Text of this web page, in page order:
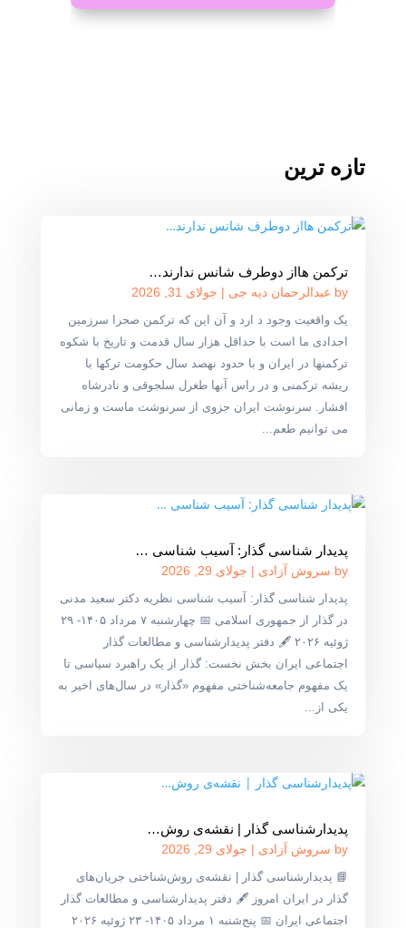
تازه ترین
ترکمن هااز دوطرف شانس ندارند…
by عبدالرحمان دیه جی | جولای 31, 2026
یک واقعیت وجود د ارد و آن این که ترکمن صحرا سرزمین
اجدادی ما است با حداقل هزار سال قدمت و تاریخ با شکوه
ترکمنها در ایران و با حدود نهصد سال حکومت ترکها با
ریشه ترکمنی و در راس آنها طغرل سلجوقی و نادرشاه
افشار. سرنوشت ایران جزوی از سرنوشت ماست و زمانی
می توانیم طعم...
پدیدار شناسی گذار: آسیب شناسی …
by سروش آزادی | جولای 29, 2026
پدیدار شناسی گذار: آسیب شناسی نظریه دکتر سعید مدنی
در گذار از جمهوری اسلامی 📅 چهارشنبه ۷ مرداد ۱۴۰۵- ۲۹
ژوئیه ۲۰۲۶ 🖋 دفتر پدیدارشناسی و مطالعات گذار
اجتماعی ایران بخش نخست: گذار از یک راهبرد سیاسی تا
یک مفهوم جامعه‌شناختی مفهوم «گذار» در سال‌های اخیر به
یکی از...
پدیدارشناسی گذار | نقشه‌ی روش‌…
by سروش آزادی | جولای 29, 2026
📘 پدیدارشناسی گذار | نقشه‌ی روش‌شناختی جریان‌های
گذار در ایران امروز 🖋 دفتر پدیدارشناسی و مطالعات گذار
اجتماعی ایران 📅 پنج‌شنبه ۱ مرداد ۱۴۰۵- ۲۳ ژوئیه ۲۰۲۶